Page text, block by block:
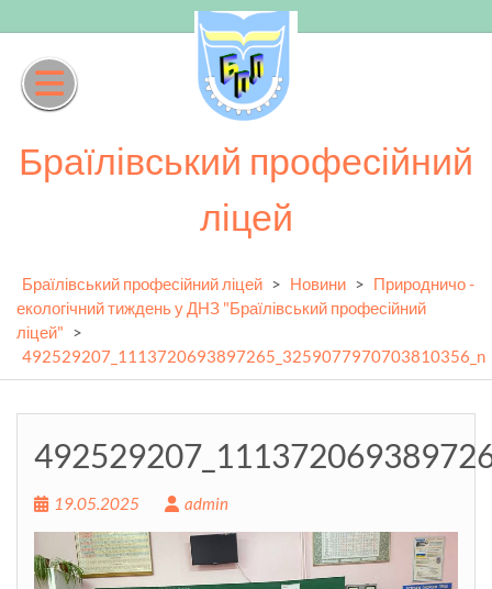
to
content
Браїлівський професійний
ліцей
Браїлівський професійний ліцей > Новини > Природничо -
екологічний тиждень у ДНЗ "Браїлівський професійний
ліцей" >
492529207_1113720693897265_3259077970703810356_n
19.05.2025 admin